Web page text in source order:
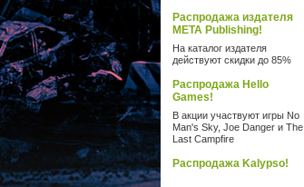
Распродажа издателя
META Publishing!
На каталог издателя
действуют скидки до 85%
Распродажа Hello
Games!
В акции участвуют игры No
Man's Sky, Joe Danger и The
Last Campfire
Распродажа Kalypso!